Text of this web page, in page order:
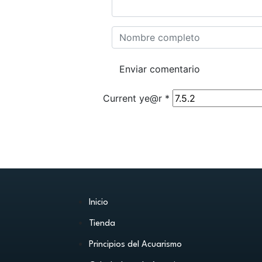
Current ye@r *
Inicio
Tienda
Principios del Acuarismo